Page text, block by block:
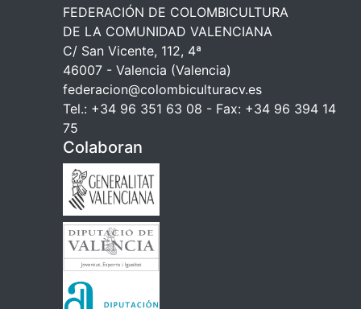
FEDERACIÓN DE COLOMBICULTURA
DE LA COMUNIDAD VALENCIANA
C/ San Vicente, 112, 4ª
46007 - Valencia (Valencia)
federacion@colombiculturacv.es
Tel.: +34 96 351 63 08 - Fax: +34 96 394 14
75
Colaboran